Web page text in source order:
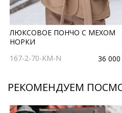
ЛЮКСОВОЕ ПОНЧО С МЕХОМ
НОРКИ
167-2-70-KM-N
36
РЕКОМЕНДУЕМ